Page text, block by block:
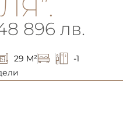
896 лв.
29 M²
-1